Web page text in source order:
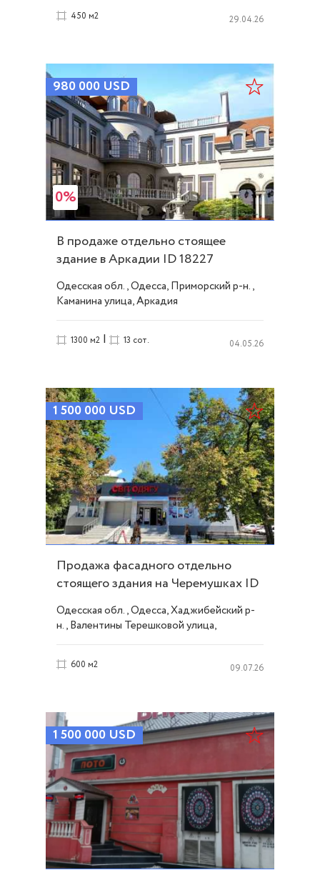
450 м2 29.04.26
980 000 USD
0%
В продаже отдельно стоящее
здание в Аркадии ID 18227
Одесская обл., Одесса, Приморский р-н.,
Каманина улица, Аркадия
1300 м2 | 13 сот. 04.05.26
1 500 000 USD
Продажа фасадного отдельно
стоящего здания на Черемушках ID
20824
Одесская обл., Одесса, Хаджибейский р-
н., Валентины Терешковой улица,
600 м2 09.07.26
1 500 000 USD